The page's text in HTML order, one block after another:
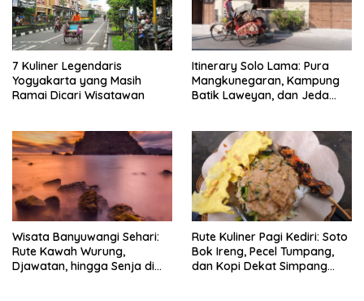
7 Kuliner Legendaris
Yogyakarta yang Masih
Ramai Dicari Wisatawan
Itinerary Solo Lama: Pura
Mangkunegaran, Kampung
Batik Laweyan, dan Jeda
Wisata Banyuwangi Sehari:
Rute Kawah Wurung,
Djawatan, hingga Senja di
Rute Kuliner Pagi Kediri: Soto
Bok Ireng, Pecel Tumpang,
dan Kopi Dekat Simpang